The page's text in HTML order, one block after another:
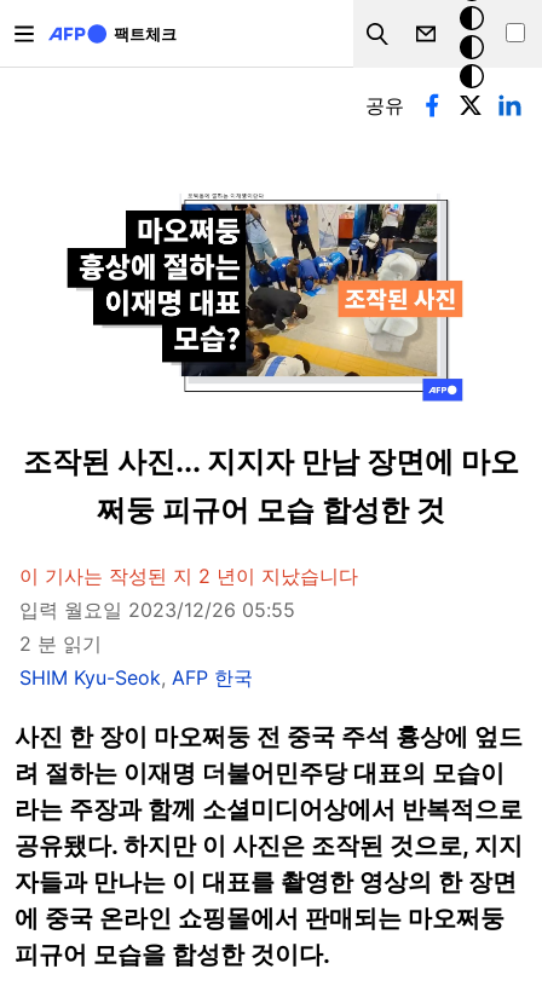
팩트체크
Search
크
모
드
기본탭
공유
조작된 사진... 지지자 만남 장면에 마오
쩌둥 피규어 모습 합성한 것
이 기사는 작성된 지 2 년이 지났습니다
입력 월요일 2023/12/26 05:55
2 분 읽기
SHIM Kyu-Seok, AFP 한국
사진 한 장이 마오쩌둥 전 중국 주석 흉상에 엎드
려 절하는 이재명 더불어민주당 대표의 모습이
라는 주장과 함께 소셜미디어상에서 반복적으로
공유됐다. 하지만 이 사진은 조작된 것으로, 지지
자들과 만나는 이 대표를 촬영한 영상의 한 장면
에 중국 온라인 쇼핑몰에서 판매되는 마오쩌둥
피규어 모습을 합성한 것이다.